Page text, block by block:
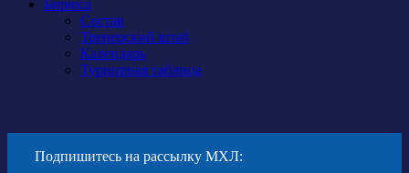
Бирюса
Состав
Тренерский штаб
Календарь
Турнирная таблица
Подпишитесь на рассылку МХЛ: